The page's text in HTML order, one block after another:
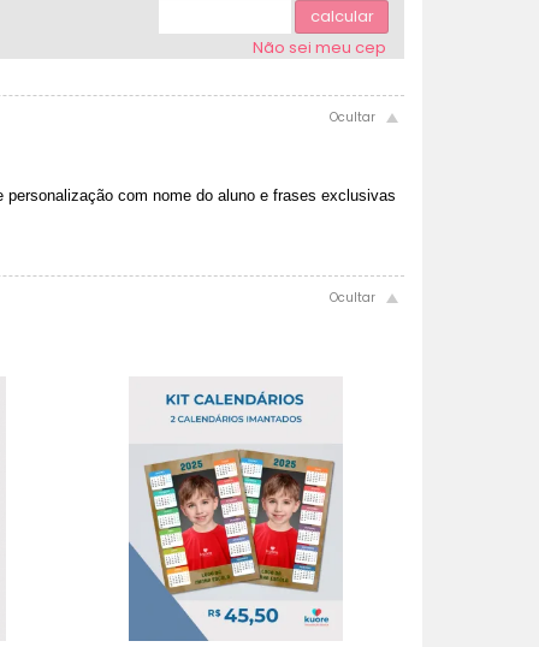
9x com juros de R$ 6,59
.
.
calcular
Não sei meu cep
com nome do aluno e frases exclusivas